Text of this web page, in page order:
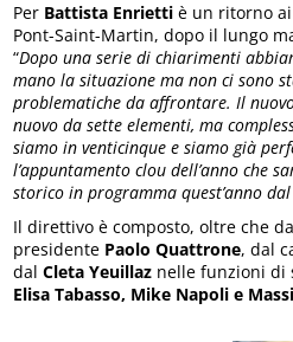
Per Battista Enrietti è un ritorno
Pont-Saint-Martin, dopo il lungo
“Dopo una serie di chiarimenti
mano la situazione ma non ci sono
problematiche da affrontare. Il
nuovo da sette elementi, ma
siamo in venticinque e siamo già
l’appuntamento clou dell’anno che
storico in programma quest’anno
Il direttivo è composto, oltre che da
presidente Paolo Quattrone, dal
dalCleta Yeuillaz nelle funzioni di
Elisa Tabasso, Mike Napoli e